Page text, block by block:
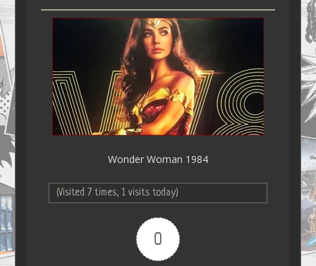
Wonder Woman 1984
(Visited 7 times, 1 visits today)
0